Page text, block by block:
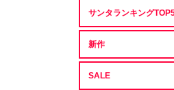
サンタランキング
新作
SALE